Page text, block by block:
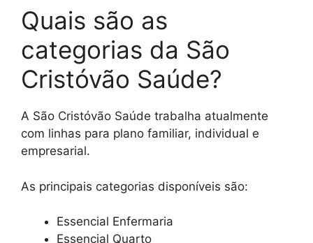
Quais são as
categorias da São
Cristóvão Saúde?
A São Cristóvão Saúde trabalha atualmente
com linhas para plano familiar, individual e
empresarial.
As principais categorias disponíveis são:
Essencial Enfermaria
Essencial Quarto